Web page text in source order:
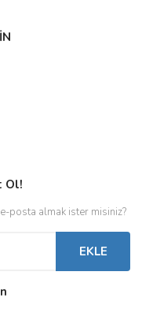
Ol!
posta almak ister misiniz?
EKLE